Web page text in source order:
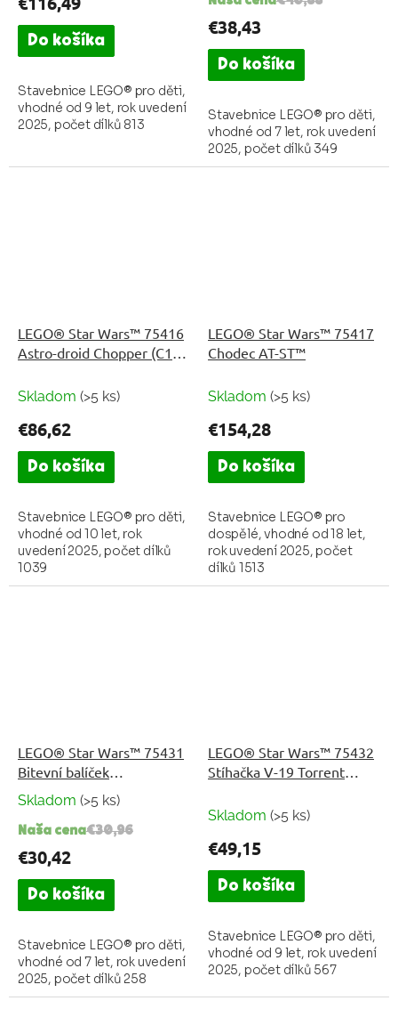
Do košíka
Stavebnice LEGO® pro děti,
vhodné od 9 let, rok uvedení
2025, počet dílků 813
€38,43
Do košíka
Stavebnice LEGO® pro děti,
vhodné od 7 let, rok uvedení
2025, počet dílků 349
LEGO® Star Wars™ 75416
Astro-droid Chopper (C1-
Skladom (>5 ks)
€86,62
Do košíka
Stavebnice LEGO® pro děti,
vhodné od 10 let, rok
uvedení 2025, počet dílků
1039
LEGO® Star Wars™ 75417
Chodec AT-ST™
Skladom (>5 ks)
€154,28
Do košíka
Stavebnice LEGO® pro
dospělé, vhodné od 18 let,
rok uvedení 2025, počet
dílků 1513
LEGO® Star Wars™ 75431
Bitevní balíček
klonovaných vojáků z 327.
hvězdného sboru
Priemerné
hodnotenie
je
3,5
hviezdičiek.
Skladom (>5 ks)
€30,96
Naša cena
€30,42
Do košíka
Stavebnice LEGO® pro děti,
vhodné od 7 let, rok uvedení
2025, počet dílků 258
LEGO® Star Wars™ 75432
Stíhačka V-19 Torrent
Skladom (>5 ks)
€49,15
Do košíka
Stavebnice LEGO® pro děti,
vhodné od 9 let, rok uvedení
2025, počet dílků 567